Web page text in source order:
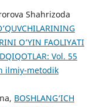
Shahrizoda
OʼYIN FАOLIYATI
Vol. 55
ilmiy-metodik
BOSHLANG‘ICH